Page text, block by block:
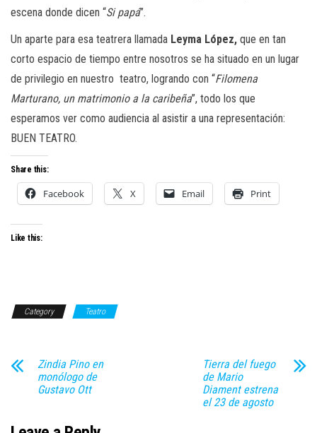
escena donde dicen “Si papá”.
Un aparte para esa teatrera llamada Leyma López, que en tan
corto espacio de tiempo entre nosotros se ha situado en un lugar
de privilegio en nuestro teatro, logrando con “Filomena
Marturano, un matrimonio a la caribeña”, todo los que
esperamos ver como audiencia al asistir a una representación:
BUEN TEATRO.
Share this:
Facebook X Email Print
Like this:
Category Teatro
Zindia Pino en
monólogo de
Gustavo Ott
Tierra del fuego
de Mario
Diament estrena
el 23 de agosto